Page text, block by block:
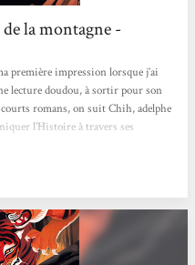
la montagne -
première impression lorsque j’ai
lecture doudou, à sortir pour son
romans, on suit Chih, adelphe
l’Histoire à travers ses
Chih se fera raconter des instants